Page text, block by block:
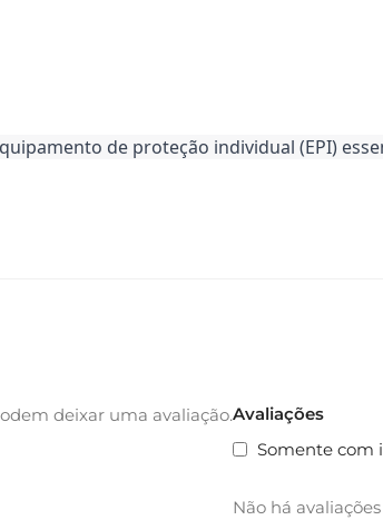
de proteção individual (EPI)
Avaliações
Somente com
Não há
deixar uma avaliação.